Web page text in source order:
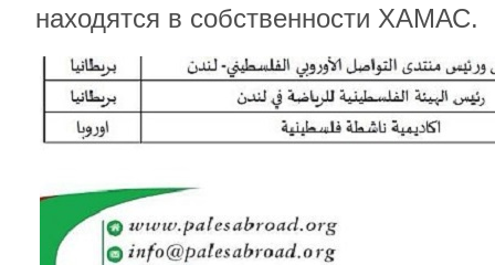
находятся в собственности ХАМАС.